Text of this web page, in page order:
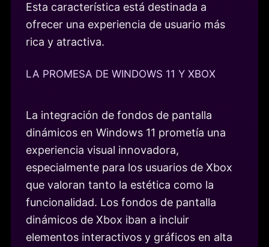
Esta característica está destinada a
ofrecer una experiencia de usuario más
rica y atractiva.
LA PROMESA DE WINDOWS 11 Y XBOX
La integración de fondos de pantalla
dinámicos en Windows 11 prometía una
experiencia visual innovadora,
especialmente para los usuarios de Xbox
que valoran tanto la estética como la
funcionalidad. Los fondos de pantalla
dinámicos de Xbox iban a incluir
elementos interactivos y gráficos en alta